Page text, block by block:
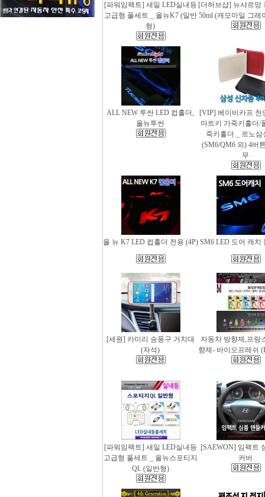
[파워임팩트] 새일 LED실내등
고급형 풀세트 _ 올뉴K7 (일반
형)
[더허브샵] 뉴샤르망
50ml (캐모마일 그레
ALL NEW 투싼 LED 컵홀더,
올뉴투싼
[VIP] 베이비카프 천
마트키 가죽키홀더/
죽키홀더 _ 르노삼
(SM6/QM6 외) 4버
무
올 뉴 K7 LED 컵홀더 전용 (4P) SM6 LED 도어 캐치
[세원] 카미리 송풍구 거치대
(자석)
자동차 방향제,프랑
향제- 바이오프레쉬
[파워임팩트] 새일 LED실내등
고급형 풀세트 _ 올뉴스포티지
QL (일반형)
[SAEWON] 임팩트
커버